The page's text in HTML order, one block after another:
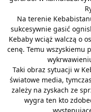
Na terenie
sukcesywnie gasić
Kebaby wciąż walczą o
cenę. Temu wszyskiemu
Taki obraz sytuacji w
światowe media,
zależy na zyskach ze
wygra ten kto